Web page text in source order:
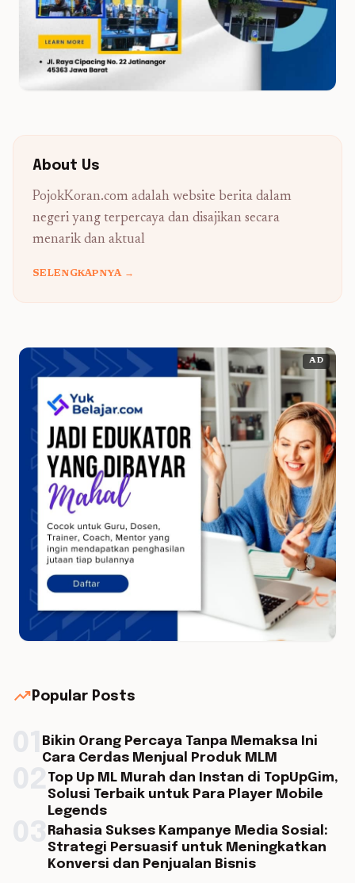
About Us
PojokKoran.com adalah website berita dalam
negeri yang terpercaya dan disajikan secara
menarik dan aktual
SELENGKAPNYA →
AD
trending_up Popular Posts
Bikin Orang Percaya Tanpa Memaksa Ini
Cara Cerdas Menjual Produk MLM
Top Up ML Murah dan Instan di TopUpGim,
Solusi Terbaik untuk Para Player Mobile
Legends
Rahasia Sukses Kampanye Media Sosial:
Strategi Persuasif untuk Meningkatkan
Konversi dan Penjualan Bisnis